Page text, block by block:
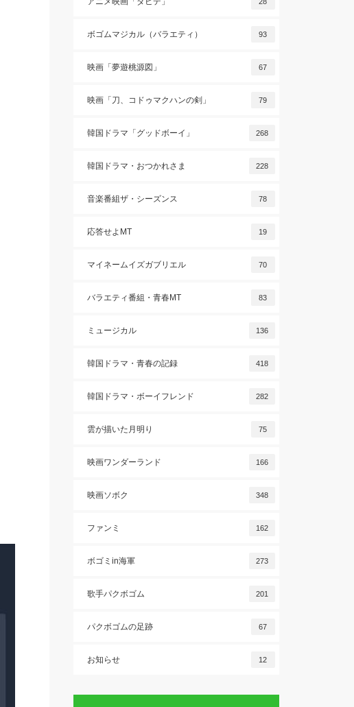
ボゴムマジカル（バラエティ） 93
映画「夢遊桃源図」 67
映画「刀、コドゥマクハンの剣」 79
韓国ドラマ「グッドボーイ」 268
韓国ドラマ・おつかれさま 228
音楽番組ザ・シーズンス 78
応答せよMT 19
マイネームイズガブリエル 70
バラエティ番組・青春MT 83
ミュージカル 136
韓国ドラマ・青春の記録 418
韓国ドラマ・ボーイフレンド 282
雲が描いた月明り 75
映画ワンダーランド 166
映画ソボク 348
ファンミ 162
ボゴミin海軍 273
歌手パクボゴム 201
パクボゴムの足跡 67
お知らせ 12